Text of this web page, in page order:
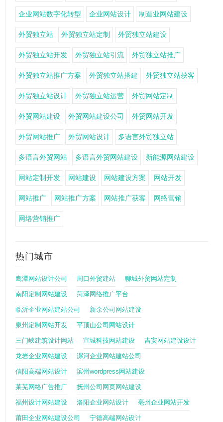
企业网站数字化转型 企业网站设计 制造业网站建设
外贸独立站 外贸独立站定制 外贸独立站建设
外贸独立站开发 外贸独立站引流 外贸独立站推广
外贸独立站推广方案 外贸独立站搭建 外贸独立站获客
外贸独立站设计 外贸独立站运营 外贸网站定制
外贸网站建设 外贸网站建设公司 外贸网站开发
外贸网站推广 外贸网站设计 多语言外贸独立站
多语言外贸网站 多语言外贸网站建设 新能源网站建设
网站定制开发 网站建设 网站建设方案 网站开发
网站推广 网站推广方案 网站推广获客 网络营销
网络营销推广
热门城市
鹰潭网站设计公司 周口外贸建站 聊城外贸网站定制
南阳定制网站建设 菏泽网络推广平台
临沂企业网站建站公司 新余公司网站建设
泉州定制网站开发 平顶山公司网站设计
三门峡建筑设计网站 宣城科技网站建设 吉安网站建设设计
龙岩企业网站建设 漯河企业网站建站公司
信阳高端网站设计 滨州wordpress网站建设
莱芜网络广告推广 抚州公司网页网站建设
福州设计网站建设 洛阳企业网站设计 亳州企业网站开发
莆田企业网站建设公司 宁德高端网站设计